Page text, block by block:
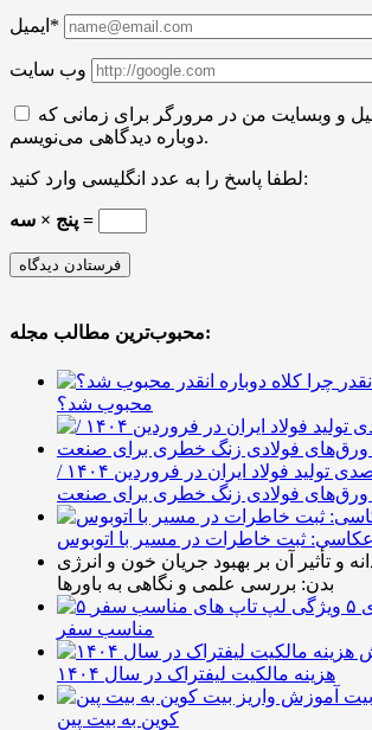
ایمیل*
وب سایت
و وبسایت من در مرورگر برای زمانی که
دوباره دیدگاهی می‌نویسم.
لطفا پاسخ را به عدد انگلیسی وارد کنید:
پنج × سه =
محبوب‌ترین مطالب مجله:
محبوب شد؟
افزایش ۴.۶ درصدی تولید فولاد ایران در فروردین ۱۴۰۴ /
ورق‌های فولادی زنگ خطری برای صنعت
ثبت خاطرات در مسیر با اتوبوس
و تأثیر آن بر بهبود جریان خون و انرژی
بدن: بررسی علمی و نگاهی به باورها
۵ ویژگی لپ تاپ های
مناسب سفر
هزینه مالکیت لیفتراک در سال ۱۴۰۴
کوین به بیت پین